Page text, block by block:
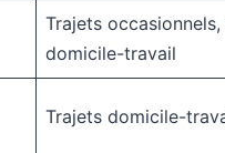
Trajets
domicile-travail
Trajets domicile-